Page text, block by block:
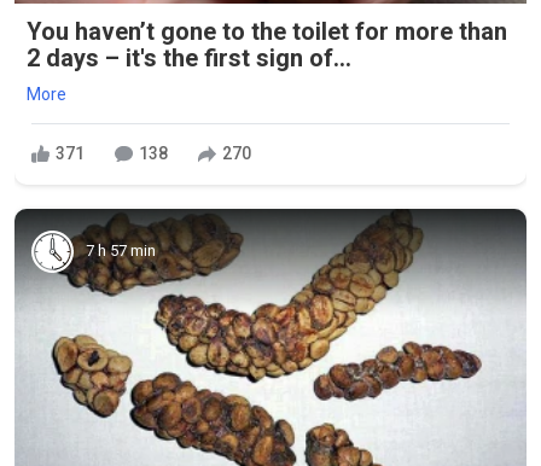
You haven’t gone to the toilet for more than
2 days – it's the first sign of...
More
371 138 270
7 h 57 min